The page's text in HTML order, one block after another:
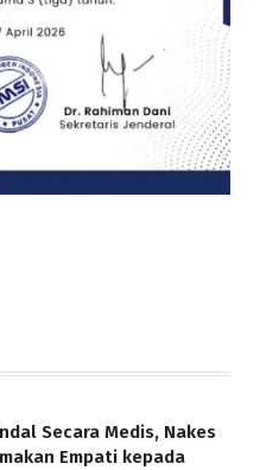
Secara Medis, Nakes
Empati kepada